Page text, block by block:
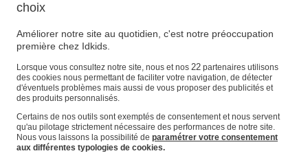
Produits suggérés
Vos informations personnelles
Suivre une commande
Magasin
Panier
Favoris
choix
Améliorer notre site au quotidien, c'est notre préoccupation
première chez Idkids.
Lorsque vous consultez notre site, nous et nos 22partenaires utilisons
des cookies nous permettant de faciliter votre navigation, de détecter
d'éventuels problèmes mais aussi de vous proposer des publicités et
des produits personnalisés.
Certains de nos outils sont exemptés de consentement et nous servent
qu'au pilotage strictement nécessaire des performances de notre site.
Nous vous laissons la possibilité de paramétrer votre consentement
aux différentes typologies de cookies.